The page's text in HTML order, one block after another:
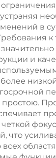
в
и
что
всех